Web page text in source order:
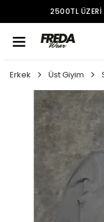
2500TL ÜZERI
Erkek Üst Giyim